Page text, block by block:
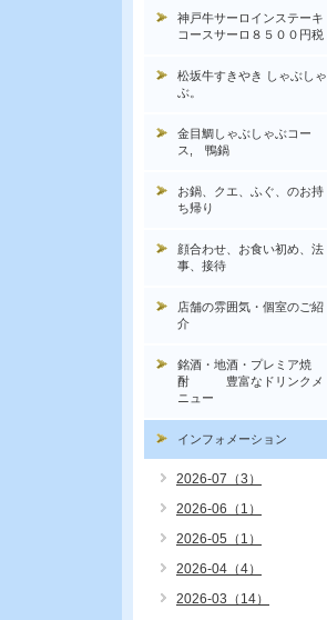
神戸牛サーロインステーキ
コースサーロ８５００円税
松坂牛すきやき しゃぶしゃ
ぶ。
金目鯛しゃぶしゃぶコー
ス, 鴨鍋
お鍋、クエ、ふぐ、のお持
ち帰り
顔合わせ、お食い初め、法
事、接待
店舗の雰囲気・個室のご紹
介
銘酒・地酒・プレミア焼
酎 豊富なドリンクメ
ニュー
インフォメーション
2026-07（3）
2026-06（1）
2026-05（1）
2026-04（4）
2026-03（14）